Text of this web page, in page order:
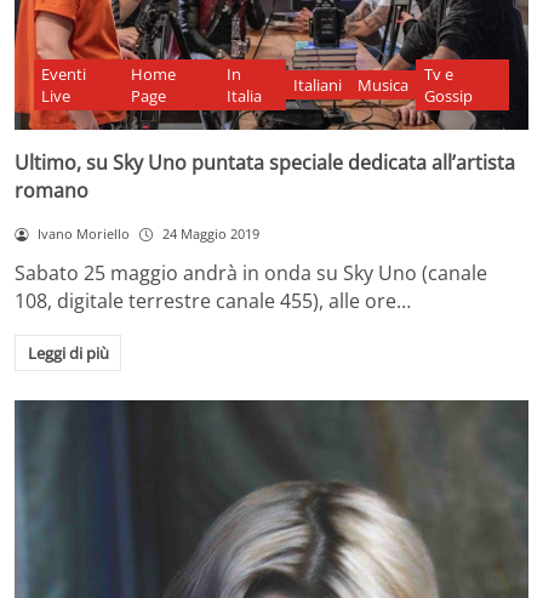
Eventi
Live
Home
Page
In
Italia
Italiani Musica
Tv e
Gossip
Ultimo, su Sky Uno puntata speciale dedicata all’artista
romano
Ivano Moriello 24 Maggio 2019
Sabato 25 maggio andrà in onda su Sky Uno (canale
108, digitale terrestre canale 455), alle ore…
Leggi di più